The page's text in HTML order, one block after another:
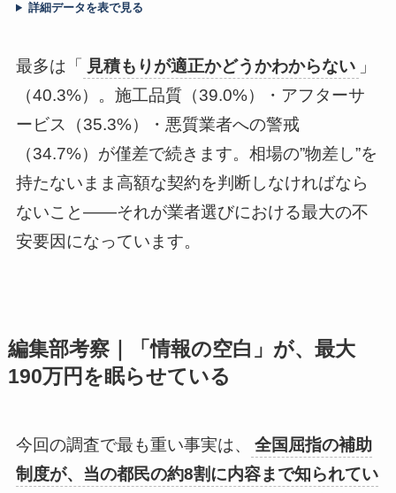
詳細データを表で見る
最多は「 見積もりが適正かどうかわからない 」
（40.3%）。施工品質（39.0%）・アフターサ
ービス（35.3%）・悪質業者への警戒
（34.7%）が僅差で続きます。相場の”物差し”を
持たないまま高額な契約を判断しなければなら
ないこと——それが業者選びにおける最大の不
安要因になっています。
編集部考察｜「情報の空白」が、最大
190万円を眠らせている
今回の調査で最も重い事実は、
全国屈指の補助
制度が、当の都民の約8割に内容まで知られてい